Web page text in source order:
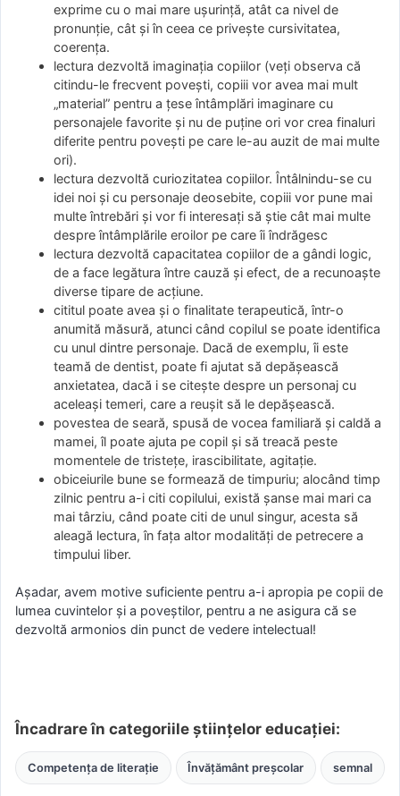
exprime cu o mai mare ușurință, atât ca nivel de
pronunție, cât și în ceea ce privește cursivitatea,
coerența.
lectura dezvoltă imaginația copiilor (veți observa că
citindu-le frecvent povești, copiii vor avea mai mult
„material” pentru a țese întâmplări imaginare cu
personajele favorite și nu de puține ori vor crea finaluri
diferite pentru povești pe care le-au auzit de mai multe
ori).
lectura dezvoltă curiozitatea copiilor. Întâlnindu-se cu
idei noi și cu personaje deosebite, copiii vor pune mai
multe întrebări și vor fi interesați să știe cât mai multe
despre întâmplările eroilor pe care îi îndrăgesc
lectura dezvoltă capacitatea copiilor de a gândi logic,
de a face legătura între cauză și efect, de a recunoaște
diverse tipare de acțiune.
cititul poate avea și o finalitate terapeutică, într-o
anumită măsură, atunci când copilul se poate identifica
cu unul dintre personaje. Dacă de exemplu, îi este
teamă de dentist, poate fi ajutat să depășească
anxietatea, dacă i se citește despre un personaj cu
aceleași temeri, care a reușit să le depășească.
povestea de seară, spusă de vocea familiară și caldă a
mamei, îl poate ajuta pe copil și să treacă peste
momentele de tristețe, irascibilitate, agitație.
obiceiurile bune se formează de timpuriu; alocând timp
zilnic pentru a-i citi copilului, există șanse mai mari ca
mai târziu, când poate citi de unul singur, acesta să
aleagă lectura, în fața altor modalități de petrecere a
timpului liber.
Așadar, avem motive suficiente pentru a-i apropia pe copii de
lumea cuvintelor și a poveștilor, pentru a ne asigura că se
dezvoltă armonios din punct de vedere intelectual!
Încadrare în categoriile științelor educației:
Competența de literație Învățământ preșcolar semnal